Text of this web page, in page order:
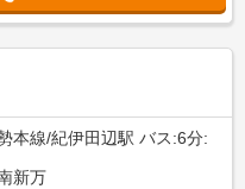
本線/紀伊田辺駅 バス:6分:
新万